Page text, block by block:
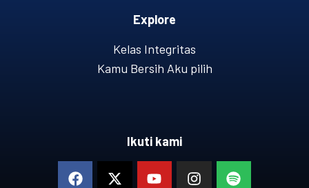
Explore
Kelas Integritas
Kamu Bersih Aku pilih
Ikuti kami